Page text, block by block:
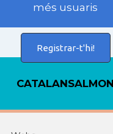
més usuaris
Registrar-t'hi!
CATALANSALMON